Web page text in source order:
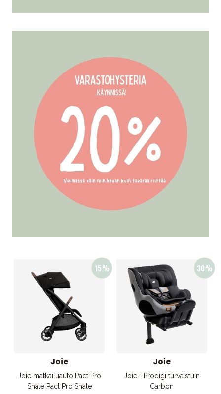
Joie
Joie matkailuauto Pact Pro
Shale Pact Pro Shale
Joie
Joie i-Prodigi turvaistuin
Carbon